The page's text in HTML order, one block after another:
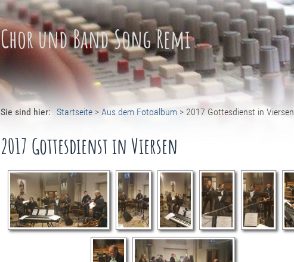
Chor und Band Song Remi
Sie sind hier: Startseite > Aus dem Fotoalbum > 2017 Gottesdienst in Viersen
2017 Gottesdienst in Viersen